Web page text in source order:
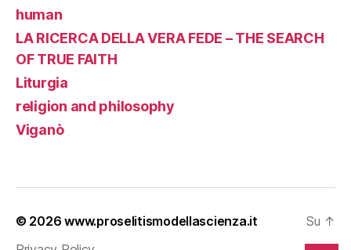
human
LA RICERCA DELLA VERA FEDE – THE SEARCH
OF TRUE FAITH
Liturgia
religion and philosophy
Viganò
© 2026www.proselitismodellascienza.it
Su ↑